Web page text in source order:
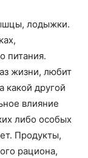
лодыжки.
питания.
жизни, любит
какой другой
влияние
либо особых
Продукты,
рациона,